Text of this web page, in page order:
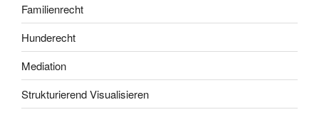
Familienrecht
Hunderecht
Mediation
Strukturierend Visualisieren